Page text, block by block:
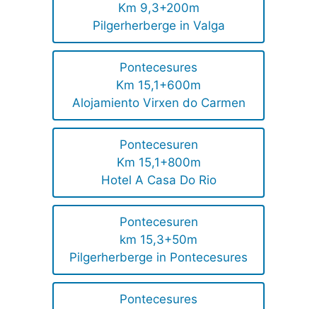
Km 9,3+200m
Pilgerherberge in Valga
Pontecesures
Km 15,1+600m
Alojamiento Virxen do Carmen
Pontecesuren
Km 15,1+800m
Hotel A Casa Do Rio
Pontecesuren
km 15,3+50m
Pilgerherberge in Pontecesures
Pontecesures